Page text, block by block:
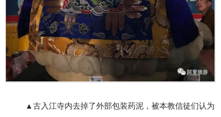
▲古入江寺内去掉了外部包装药泥，被本教信徒们认为